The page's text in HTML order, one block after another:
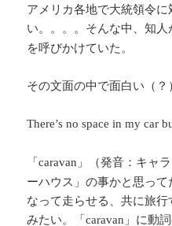
アメリカ各地で大統領令
い。。。。そんな中、知人
を呼びかけていた。
その文面の中で面白い（？
There’s no space in my car
「caravan 」（発音：キャ
ーハウス」の事かと思っ
なって走らせる、共に旅
みたい。「caravan 」に動